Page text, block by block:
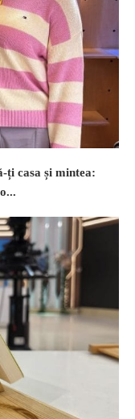
ți casa și mintea: